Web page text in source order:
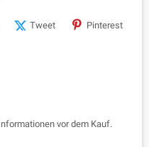
Tweet Pinterest
vor dem Kauf.